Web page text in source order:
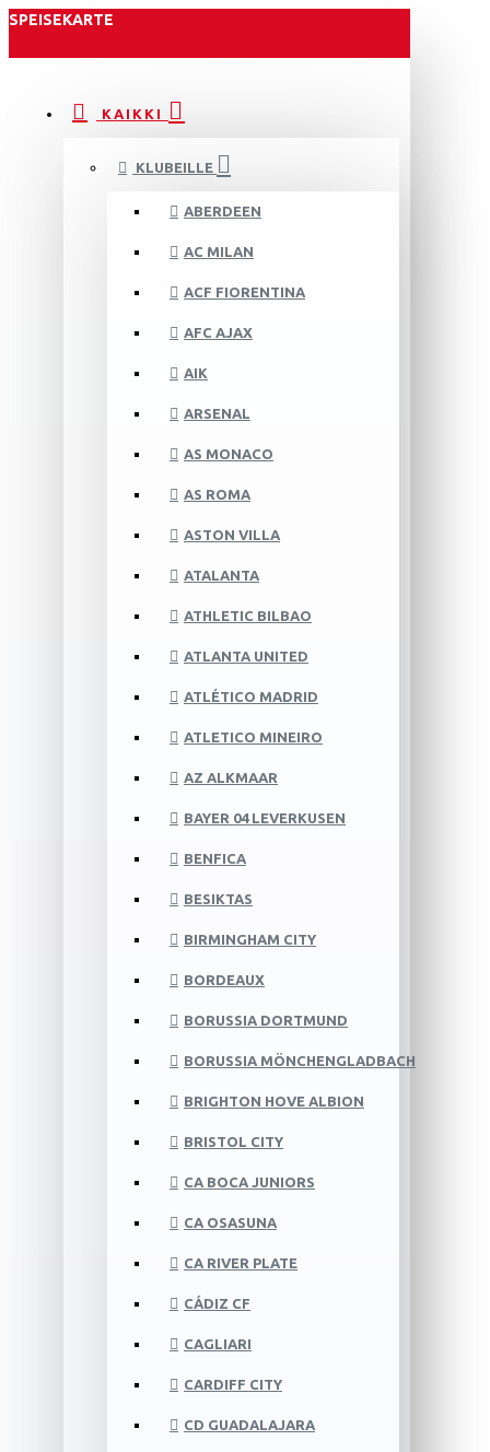
SPEISEKARTE
KAIKKI
KLUBEILLE
ABERDEEN
AC MILAN
ACF FIORENTINA
AFC AJAX
AIK
ARSENAL
AS MONACO
AS ROMA
ASTON VILLA
ATALANTA
ATHLETIC BILBAO
ATLANTA UNITED
ATLÉTICO MADRID
ATLETICO MINEIRO
AZ ALKMAAR
BAYER 04 LEVERKUSEN
BENFICA
BESIKTAS
BIRMINGHAM CITY
BORDEAUX
BORUSSIA DORTMUND
BORUSSIA MÖNCHENGLADBACH
BRIGHTON HOVE ALBION
BRISTOL CITY
CA BOCA JUNIORS
CA OSASUNA
CA RIVER PLATE
CÁDIZ CF
CAGLIARI
CARDIFF CITY
CD GUADALAJARA